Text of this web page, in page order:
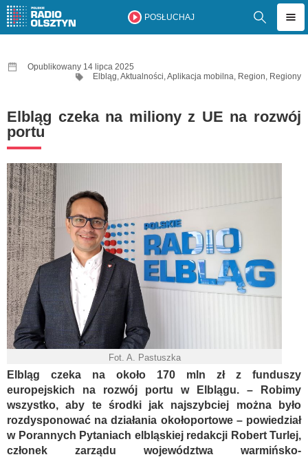
POSŁUCHAJ
Opublikowany 14 lipca 2025
Elbląg,Aktualności,Aplikacja mobilna, Region, Regiony
Elbląg czeka na miliony z UE na rozwój
portu
Fot. A. Pastuszka
Elbląg czeka na około 170 mln zł z funduszy
europejskich na rozwój portu w Elblągu. – Robimy
wszystko, aby te środki jak najszybciej można było
rozdysponować na działania okołoportowe – powiedział
w Porannych Pytaniach elbląskiej redakcji Robert Turlej,
członek zarządu województwa warmińsko-